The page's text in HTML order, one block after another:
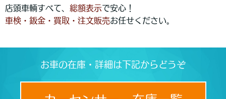
店頭車輌すべて、 総額表示で安心！
車検・鈑金・買取・注文販売お任せください。
お車の在庫・詳細は下記からどうぞ